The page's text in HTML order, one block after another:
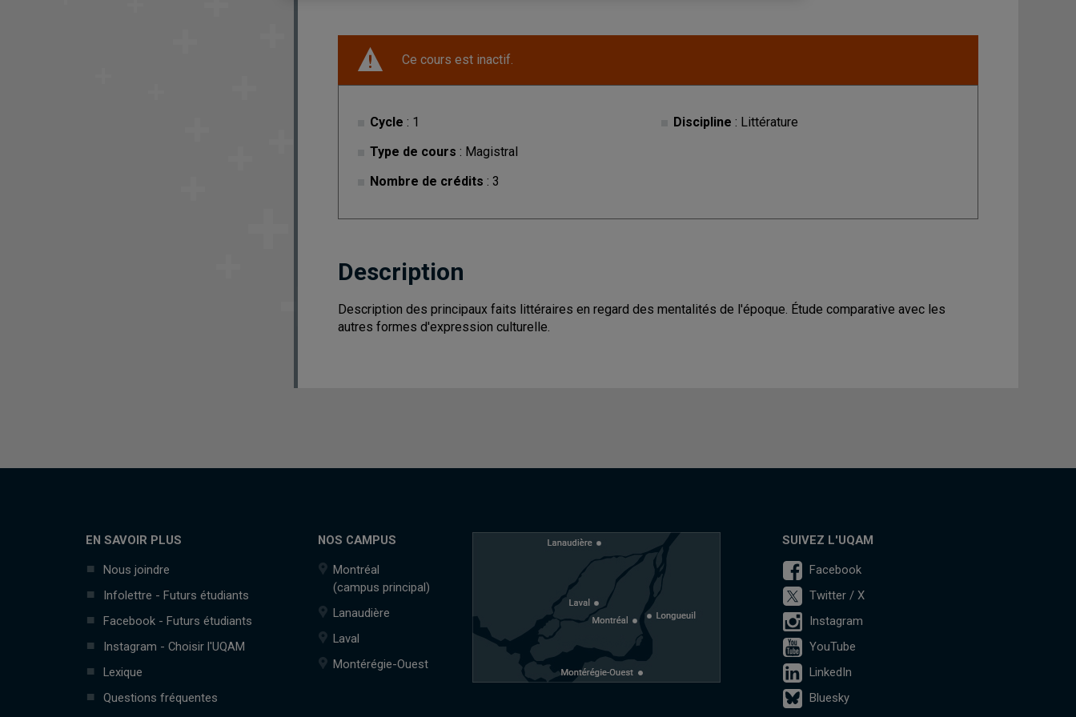
Ce cours est inactif.
Cycle : 1
Type de cours : Magistral
Nombre de crédits : 3
Discipline : Littérature
Description
Description des principaux faits littéraires en regard des mentalités de l'époque. Étude comparative avec les
autres formes d'expression culturelle.
EN SAVOIR PLUS
Nous joindre
Infolettre - Futurs étudiants
Facebook - Futurs étudiants
Instagram - Choisir l'UQAM
Lexique
Questions fréquentes
NOS CAMPUS
Montréal
(campus principal)
Lanaudière
Laval
Montérégie-Ouest
SUIVEZ L'UQAM
Facebook
Twitter / X
Instagram
YouTube
LinkedIn
Bluesky